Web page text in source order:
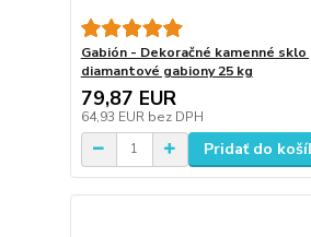
Gabión - Dekoračné kamenné sklo
diamantové gabiony 25 kg
79,87 EUR
64,93 EUR bez DPH
Pridať do